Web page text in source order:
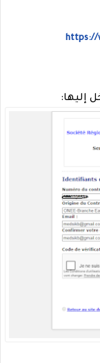
https://
إليها: